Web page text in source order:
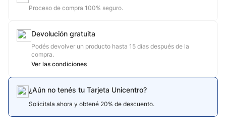
Proceso de compra 100% seguro.
Devolución gratuita
Podés devolver un producto hasta 15 días después de la
compra.
Ver las condiciones
¿Aún no tenés tu Tarjeta Unicentro?
Solicitala ahora y obtené 20% de descuento.